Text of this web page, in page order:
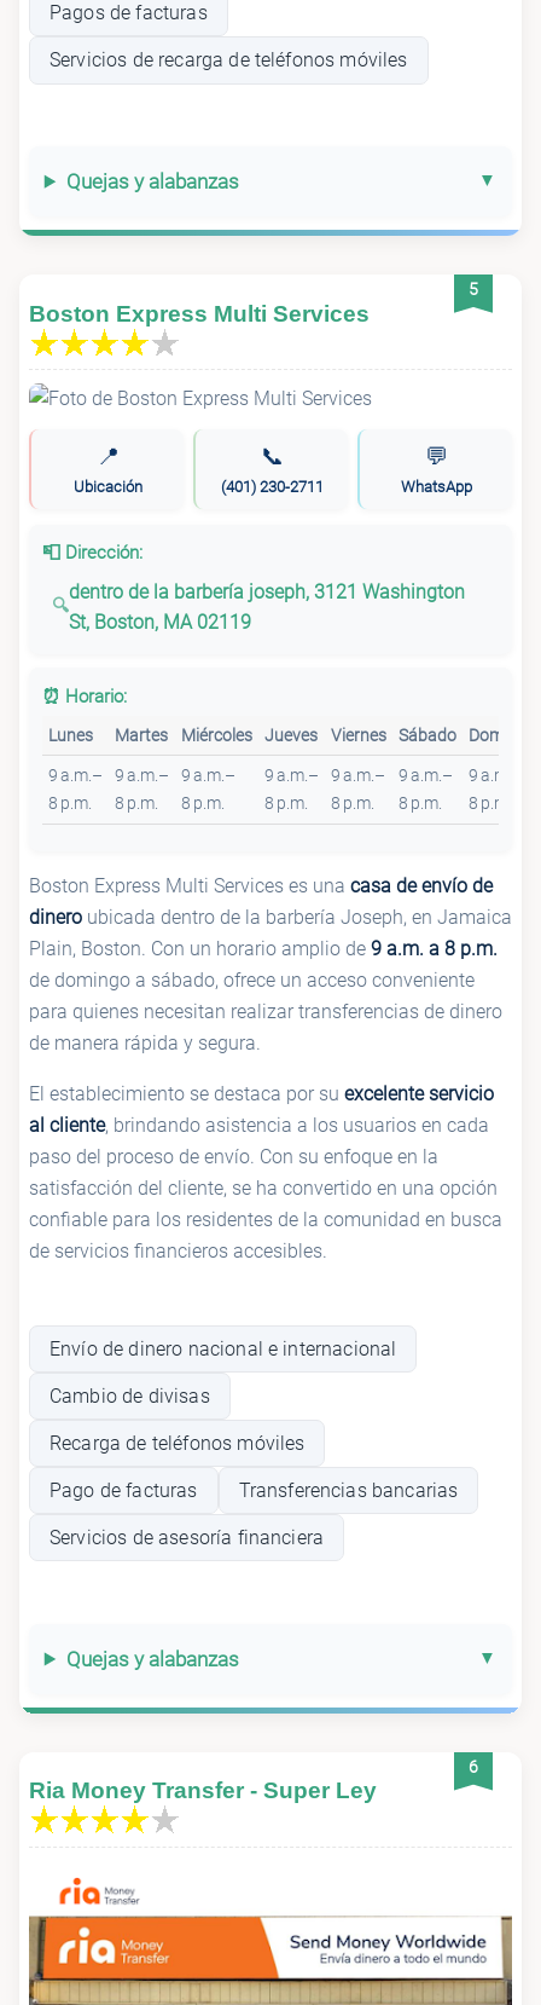
Pagos de facturas
Servicios de recarga de teléfonos móviles
Quejas y alabanzas
5
Boston Express Multi Services
📍
Ubicación
📞
(401) 230-2711
💬
WhatsApp
📮 Dirección:
dentro de la barbería joseph, 3121 Washington
St, Boston, MA 02119
⏰ Horario:
Lunes Martes Miércoles Jueves Viernes Sábado Domingo
9 a.m.–
8 p.m.
9 a.m.–
8 p.m.
9 a.m.–
8 p.m.
9 a.m.–
8 p.m.
9 a.m.–
8 p.m.
9 a.m.–
8 p.m.
9 a.m.–
8 p.m.
Boston Express Multi Services es una casa de envío de
dinero ubicada dentro de la barbería Joseph, en Jamaica
Plain, Boston. Con un horario amplio de 9 a.m. a 8 p.m.
de domingo a sábado, ofrece un acceso conveniente
para quienes necesitan realizar transferencias de dinero
de manera rápida y segura.
El establecimiento se destaca por su excelente servicio
al cliente, brindando asistencia a los usuarios en cada
paso del proceso de envío. Con su enfoque en la
satisfacción del cliente, se ha convertido en una opción
confiable para los residentes de la comunidad en busca
de servicios financieros accesibles.
Envío de dinero nacional e internacional
Cambio de divisas
Recarga de teléfonos móviles
Pago de facturas Transferencias bancarias
Servicios de asesoría financiera
Quejas y alabanzas
6
Ria Money Transfer - Super Ley